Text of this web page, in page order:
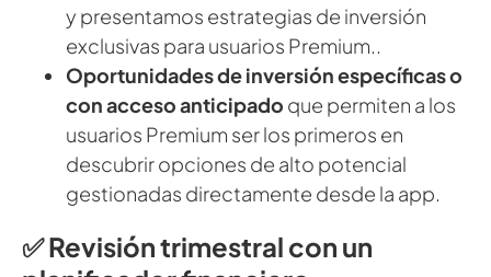
y presentamos estrategias de inversión
exclusivas para usuarios Premium..
Oportunidades de inversión específicaso
con acceso anticipado que permiten a los
usuarios Premium ser los primeros en
descubrir opciones de alto potencial
gestionadas directamente desde la app.
✅ Revisión trimestral con un